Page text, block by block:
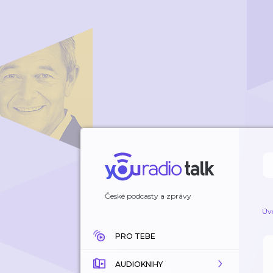
České podcasty a zprávy
PRO TEBE
AUDIOKNIHY